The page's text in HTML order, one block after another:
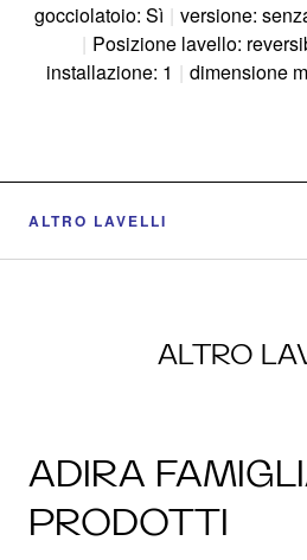
gocciolatoio: Sì | versione:
| Posizione lavello:
installazione: 1 | dimensione
ALTRO LAVELLI
ALTRO
ADIRA
PRODOTTI